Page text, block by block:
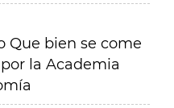
Que bien se come
la Academia